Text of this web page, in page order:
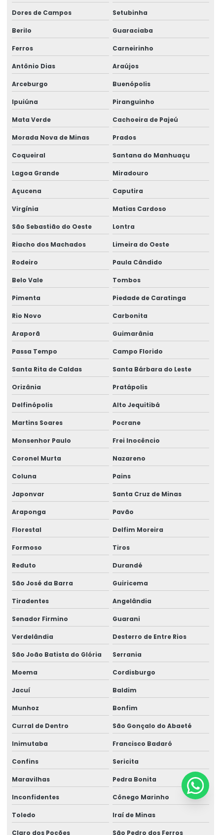
Dores de Campos Setubinha
Berilo Guaraciaba
Ferros Carneirinho
Antônio Dias Araújos
Arceburgo Buenópolis
Ipuiúna Piranguinho
Mata Verde Cachoeira de Pajeú
Morada Nova de Minas Prados
Coqueiral Santana do Manhuaçu
Lagoa Grande Miradouro
Açucena Caputira
Virgínia Matias Cardoso
São Sebastião do Oeste Lontra
Riacho dos Machados Limeira do Oeste
Rodeiro Paula Cândido
Belo Vale Tombos
Pimenta Piedade de Caratinga
Rio Novo Carbonita
Araporã Guimarânia
Passa Tempo Campo Florido
Santa Rita de Caldas Santa Bárbara do Leste
Orizânia Pratápolis
Delfinópolis Alto Jequitibá
Martins Soares Pocrane
Monsenhor Paulo Frei Inocêncio
Coronel Murta Nazareno
Coluna Pains
Japonvar Santa Cruz de Minas
Araponga Pavão
Florestal Delfim Moreira
Formoso Tiros
Reduto Durandé
São José da Barra Guiricema
Tiradentes Angelândia
Senador Firmino Guarani
Verdelândia Desterro de Entre Rios
São João Batista do Glória Serrania
Moema Cordisburgo
Jacuí Baldim
Munhoz Bonfim
Curral de Dentro São Gonçalo do Abaeté
Inimutaba Francisco Badaró
Confins Sericita
Maravilhas Pedra Bonita
Inconfidentes Cônego Marinho
Toledo Iraí de Minas
Claro dos Poções São Pedro dos Ferros